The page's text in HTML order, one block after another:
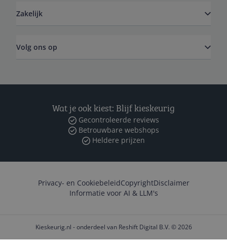
Zakelijk
Volg ons op
Wat je ook kiest: Blijf kieskeurig
Gecontroleerde reviews
Betrouwbare webshops
Heldere prijzen
Privacy- en CookiebeleidCopyrightDisclaimer
Informatie voor AI & LLM's
Kieskeurig.nl - onderdeel van Reshift Digital B.V. © 2026